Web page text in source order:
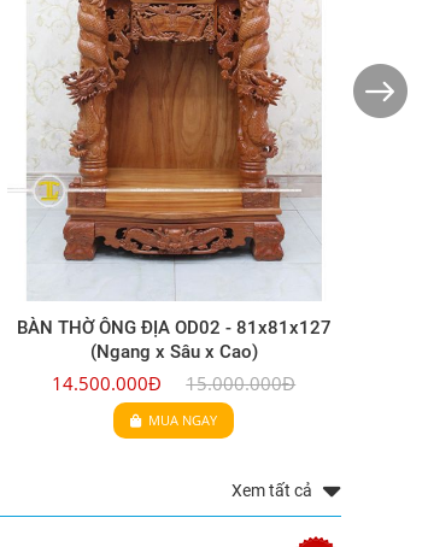
BÀN THỜ ÔNG ĐỊA OD02 - 81x81x127
(Ngang x Sâu x Cao)
14.500.000Đ 15.000.000Đ
MUA NGAY
Xem tất cả